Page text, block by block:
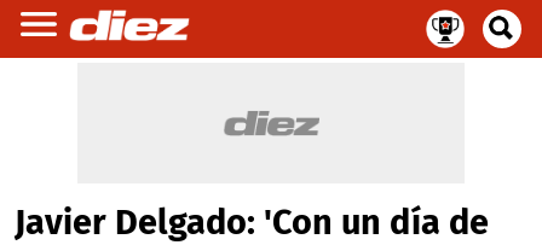
Javier Delgado: 'Con un día de